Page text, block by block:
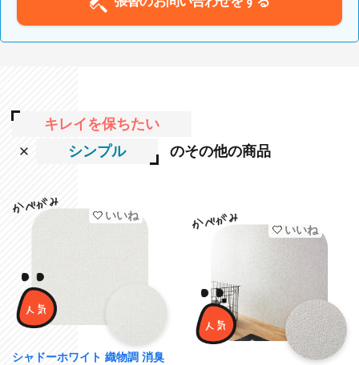
キレイを保ちたい
シンプル
のその他の商品
いいね
シャドーホワイト 織物調 消臭
いいね